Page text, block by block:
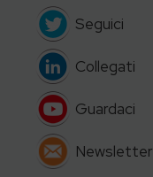
Seguici
Collegati
Guardaci